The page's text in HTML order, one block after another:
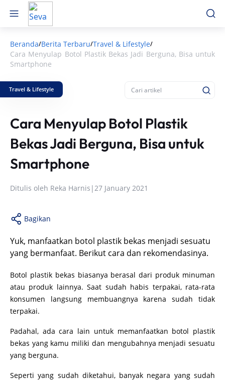
Beranda/Berita Terbaru/Travel & Lifestyle/
Cara Menyulap Botol Plastik Bekas Jadi Berguna, Bisa untuk
Smartphone
Travel & Lifestyle
Cara Menyulap Botol Plastik
Bekas Jadi Berguna, Bisa untuk
Smartphone
Ditulis oleh Reka Harnis |27 January 2021
Bagikan
Yuk, manfaatkan botol plastik bekas menjadi sesuatu
yang bermanfaat. Berikut cara dan rekomendasinya.
Botol plastik bekas biasanya berasal dari produk minuman
atau produk lainnya. Saat sudah habis terpakai, rata-rata
konsumen langsung membuangnya karena sudah tidak
terpakai.
Padahal, ada cara lain untuk memanfaatkan botol plastik
bekas yang kamu miliki dan mengubahnya menjadi sesuatu
yang berguna.
Seperti yang sudah diketahui, banyak negara yang sudah